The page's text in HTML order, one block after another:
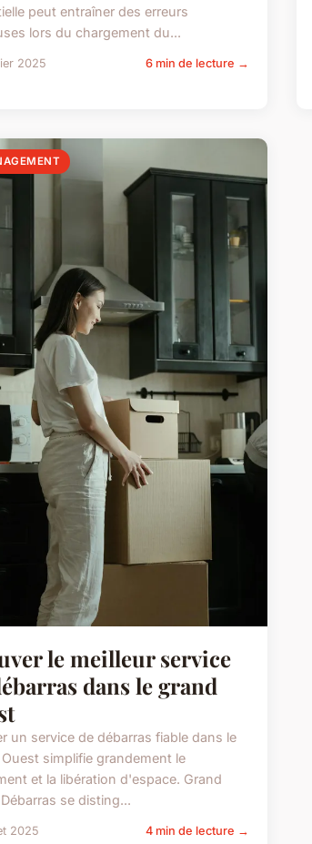
peut entraîner des erreurs
lors du chargement du...
2025 6 min de lecture →
le meilleur service
dans le grand
un service de débarras fiable dans le
simplifie grandement le
et la libération d'espace. Grand
se disting...
2025 4 min de lecture →